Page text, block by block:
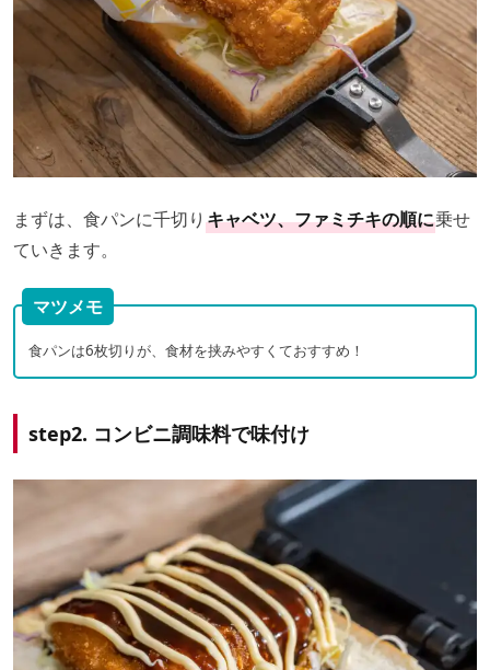
まずは、食パンに千切り キャベツ、ファミチキの順に乗せ
ていきます。
マツメモ
食パンは6枚切りが、食材を挟みやすくておすすめ！
step2. コンビニ調味料で味付け